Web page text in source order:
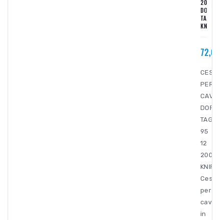
200
DOPPIO
KNIPEX
PER
CAVI
95
12
200
per
cavi
in